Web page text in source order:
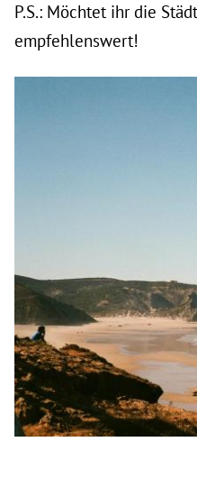
P.S.: Möchtet ihr die
empfehlenswert!